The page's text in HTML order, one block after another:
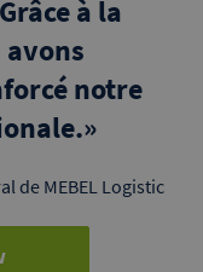
à la
notre
de MEBEL Logistic